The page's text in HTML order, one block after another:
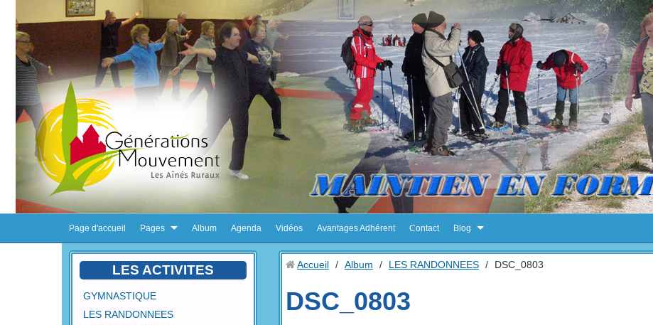
Page d'accueil Pages Album Agenda Vidéos Avantages Adhérent Contact Blog
LES ACTIVITES
GYMNASTIQUE
LES RANDONNEES
Accueil / Album / LES RANDONNEES / DSC_0803
DSC_0803